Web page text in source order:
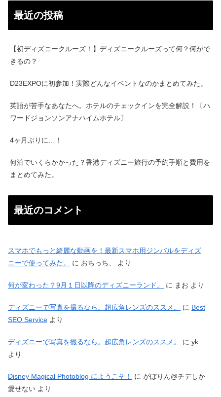
最近の投稿
【初ディズニークルーズ！】ディズニークルーズって何？何がで
きるの？
D23EXPOに初参加！実際どんなイベントなのかまとめてみた。
英語が苦手なあなたへ。ホテルのチェックインを完全解説！〔ハ
ワードジョンソンアナハイムホテル〕
4ヶ月ぶりに…！
何泊でいくらかかった？香港ディズニー旅行の予約手順と費用を
まとめてみた。
最近のコメント
スマホでもっと綺麗な動画を！最新スマホ用ジンバルをディズ
ニーで使ってみた。
に おちっち、 より
何が変わった？9月１日以降のディズニーランド。 に まお より
ディズニーで写真を撮るなら。超広角レンズのススメ。 に Best
SEO Service より
ディズニーで写真を撮るなら。超広角レンズのススメ。 に yk
より
Disney Magical Photoblog にようこそ！ に がぼりん@チデしか
愛せない より